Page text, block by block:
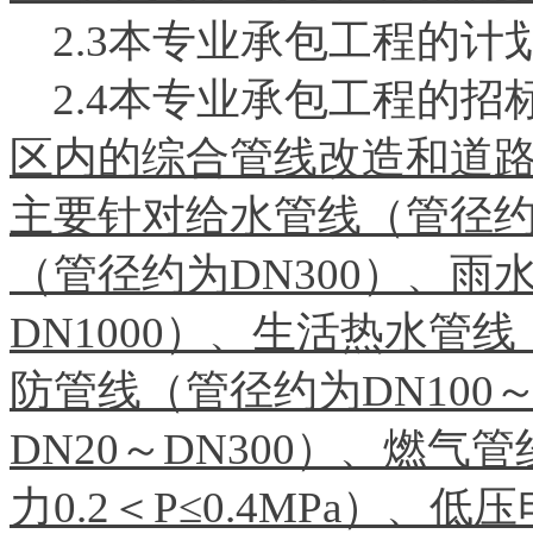
2.3本专业承包工程的计
2.4本专业承包工程的招
区内的综合管线改造和道
主要针对给水管线（管径
（管径约为DN300）、雨
DN1000）、生活热水管
防管线（管径约为DN100
DN20～DN300）、燃气
力0.2＜P≤0.4MPa）、低